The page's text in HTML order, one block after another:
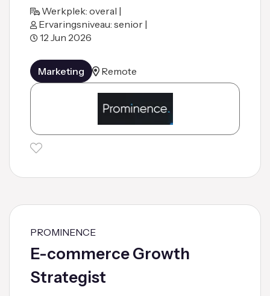
Werkplek: overal |
Ervaringsniveau: senior |
12 Jun 2026
Marketing Remote
PROMINENCE
E-commerce Growth
Strategist